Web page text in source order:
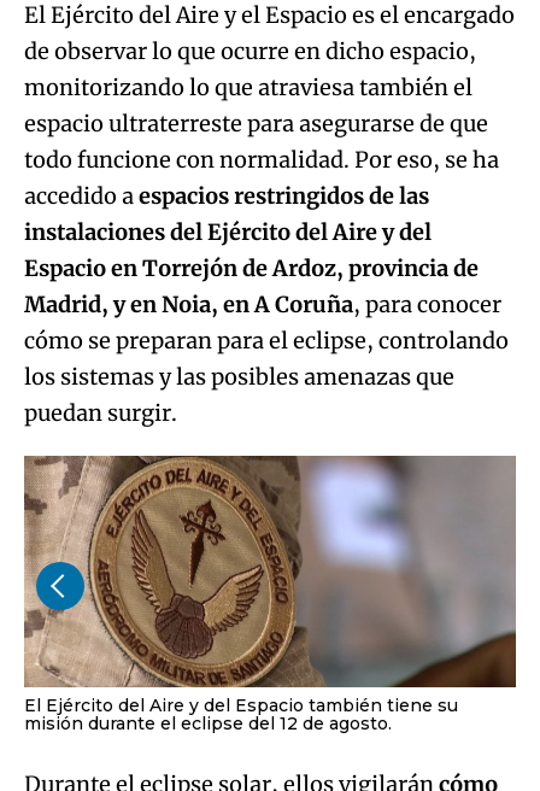
El Ejército del Aire y el Espacio es el encargado
de observar lo que ocurre en dicho espacio,
monitorizando lo que atraviesa también el
espacio ultraterreste para asegurarse de que
todo funcione con normalidad. Por eso, se ha
accedido aespacios restringidos de las
instalaciones del Ejército del Aire y del
Espacio en Torrejón de Ardoz, provincia de
Madrid, y en Noia, en A Coruña, para conocer
cómo se preparan para el eclipse, controlando
los sistemas y las posibles amenazas que
puedan surgir.
El Ejército del Aire y del Espacio también tiene su
misión durante el eclipse del 12 de agosto.
Durante el eclipse solar, ellos vigilarán cómo